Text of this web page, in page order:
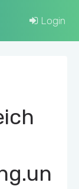
Login